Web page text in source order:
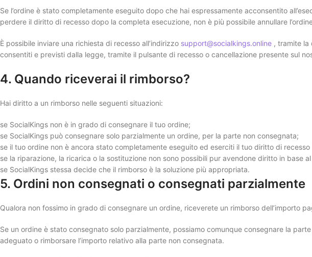
Se l’ordine è stato completamente eseguito dopo che hai espressamente acconsentito
perdere il diritto di recesso dopo la completa esecuzione, non è più possibile annullare
È possibile inviare una richiesta di recesso all’indirizzo support@socialkings.online , tramite la
consentiti e previsti dalla legge, tramite il pulsante di recesso o cancellazione presente sul
4. Quando riceverai il rimborso?
Hai diritto a un rimborso nelle seguenti situazioni:
se SocialKings non è in grado di consegnare il tuo ordine;
se SocialKings può consegnare solo parzialmente un ordine, per la parte non consegnata;
se il tuo ordine non è ancora stato completamente eseguito ed eserciti il ​​tuo diritto di
se la riparazione, la ricarica o la sostituzione non sono possibili pur avendone diritto in base
se SocialKings stessa decide che il rimborso è la soluzione più appropriata.
5. Ordini non consegnati o consegnati parzialmente
Qualora non fossimo in grado di consegnare un ordine, riceverete un rimborso dell’importo
Se un ordine è stato consegnato solo parzialmente, possiamo comunque consegnare la
adeguato o rimborsare l’importo relativo alla parte non consegnata.